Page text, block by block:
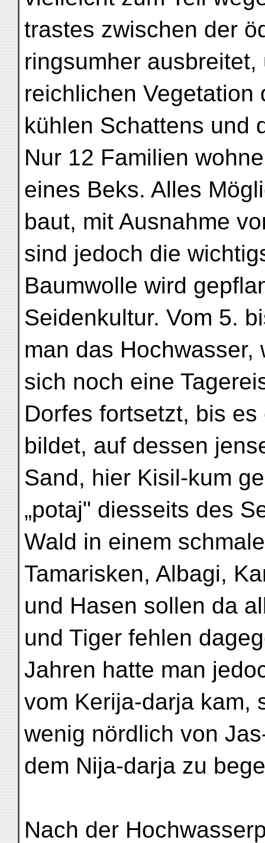
trastes zwischen der
ringsumher
reichlichen Vegetation
kühlen Schattens und
Nur 12 Familien
eines Beks. Alles
baut, mit Ausnahme
sind jedoch die
Baumwolle wird
Seidenkultur. Vom 5.
man das Hochwasser,
sich noch eine
Dorfes fortsetzt, bis
bildet, auf dessen
Sand, hier Kisil-kum
„potaj" diesseits des
Wald in einem
Tamarisken, Albagi,
und Hasen sollen da
und Tiger fehlen
Jahren hatte man
vom Kerija-darja kam,
wenig nördlich von
dem Nija-darja zu
Nach der